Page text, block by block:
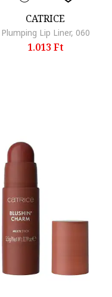
CATRICE
Plumping Lip Liner, 060
1.013 Ft